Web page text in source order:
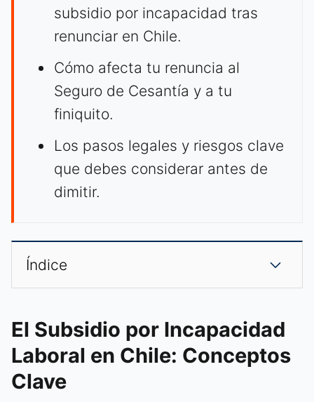
subsidio por incapacidad tras
renunciar en Chile.
Cómo afecta tu renuncia al
Seguro de Cesantía y a tu
finiquito.
Los pasos legales y riesgos clave
que debes considerar antes de
dimitir.
Índice
El Subsidio por Incapacidad
Laboral en Chile: Conceptos
Clave